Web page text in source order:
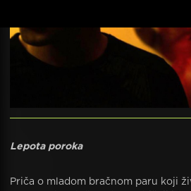
Lepota poroka
Priča o mladom bračnom paru koji